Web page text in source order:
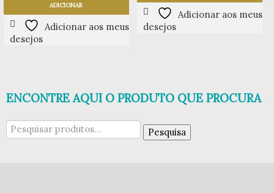
ADICIONAR
Adicionar aos meus
desejos
Adicionar aos meus
desejos
ENCONTRE AQUI O PRODUTO QUE PROCURA
Pesquisar
por:
Pesquisa